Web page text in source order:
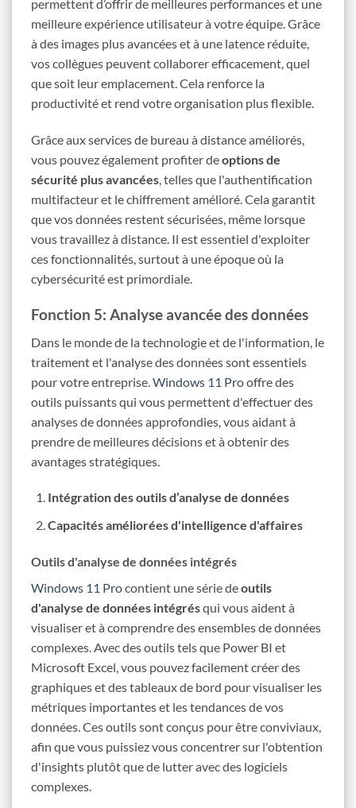
permettent d’offrir de meilleures performances et une
meilleure expérience utilisateur à votre équipe. Grâce
à des images plus avancées et à une latence réduite,
vos collègues peuvent collaborer efficacement, quel
que soit leur emplacement. Cela renforce la
productivité et rend votre organisation plus flexible.
Grâce aux services de bureau à distance améliorés,
vous pouvez également profiter deoptions de
sécurité plus avancées, telles que l'authentification
multifacteur et le chiffrement amélioré. Cela garantit
que vos données restent sécurisées, même lorsque
vous travaillez à distance. Il est essentiel d'exploiter
ces fonctionnalités, surtout à une époque où la
cybersécurité est primordiale.
Fonction 5: Analyse avancée des données
Dans le monde de la technologie et de l'information, le
traitement et l'analyse des données sont essentiels
pour votre entreprise. Windows 11 Prooffre des
outils puissants qui vous permettent d'effectuer des
analyses de données approfondies, vous aidant à
prendre de meilleures décisions et à obtenir des
avantages stratégiques.
Intégration des outils d’analyse de données
Capacités améliorées d'intelligence d'affaires
Outils d'analyse de données intégrés
Windows 11 Procontient une série deoutils
d'analyse de données intégrésqui vous aident à
visualiser et à comprendre des ensembles de données
complexes. Avec des outils tels que Power BI et
Microsoft Excel, vous pouvez facilement créer des
graphiques et des tableaux de bord pour visualiser les
métriques importantes et les tendances de vos
données. Ces outils sont conçus pour être conviviaux,
afin que vous puissiez vous concentrer sur l'obtention
d'insights plutôt que de lutter avec des logiciels
complexes.